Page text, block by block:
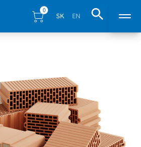
0
SK EN
Predajné miesta
Inšpirácia
Eshop